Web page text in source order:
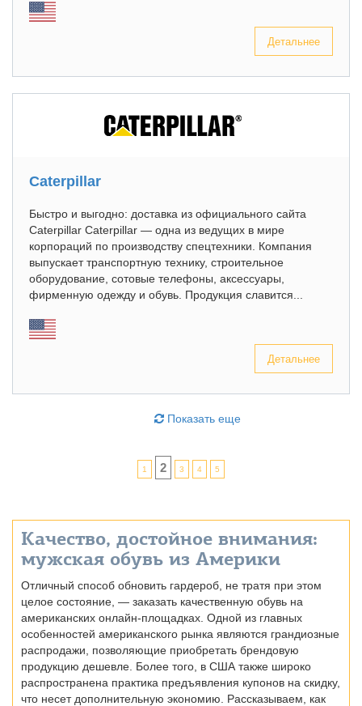
Детальнее
Caterpillar
Быстро и выгодно: доставка из официального сайта
Caterpillar Caterpillar — одна из ведущих в мире
корпораций по производству спецтехники. Компания
выпускает транспортную технику, строительное
оборудование, сотовые телефоны, аксессуары,
фирменную одежду и обувь. Продукция славится...
Детальнее
Показать еще
1 2 3 4 5
Качество, достойное внимания:
мужская обувь из Америки
Отличный способ обновить гардероб, не тратя при этом
целое состояние, — заказать качественную обувь на
американских онлайн-площадках. Одной из главных
особенностей американского рынка являются грандиозные
распродажи, позволяющие приобретать брендовую
продукцию дешевле. Более того, в США также широко
распространена практика предъявления купонов на скидку,
что несет дополнительную экономию. Рассказываем, как